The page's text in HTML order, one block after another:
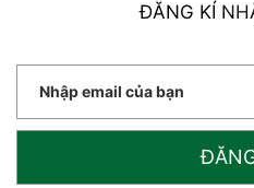
ĐĂNG KÍ